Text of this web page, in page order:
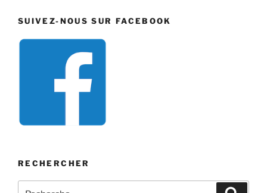
SUIVEZ-NOUS SUR FACEBOOK
RECHERCHER